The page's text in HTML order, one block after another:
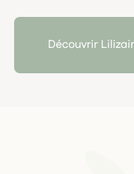
de Gaztelü, de la
des cueillettes de
aromates) issus de
Découvrir